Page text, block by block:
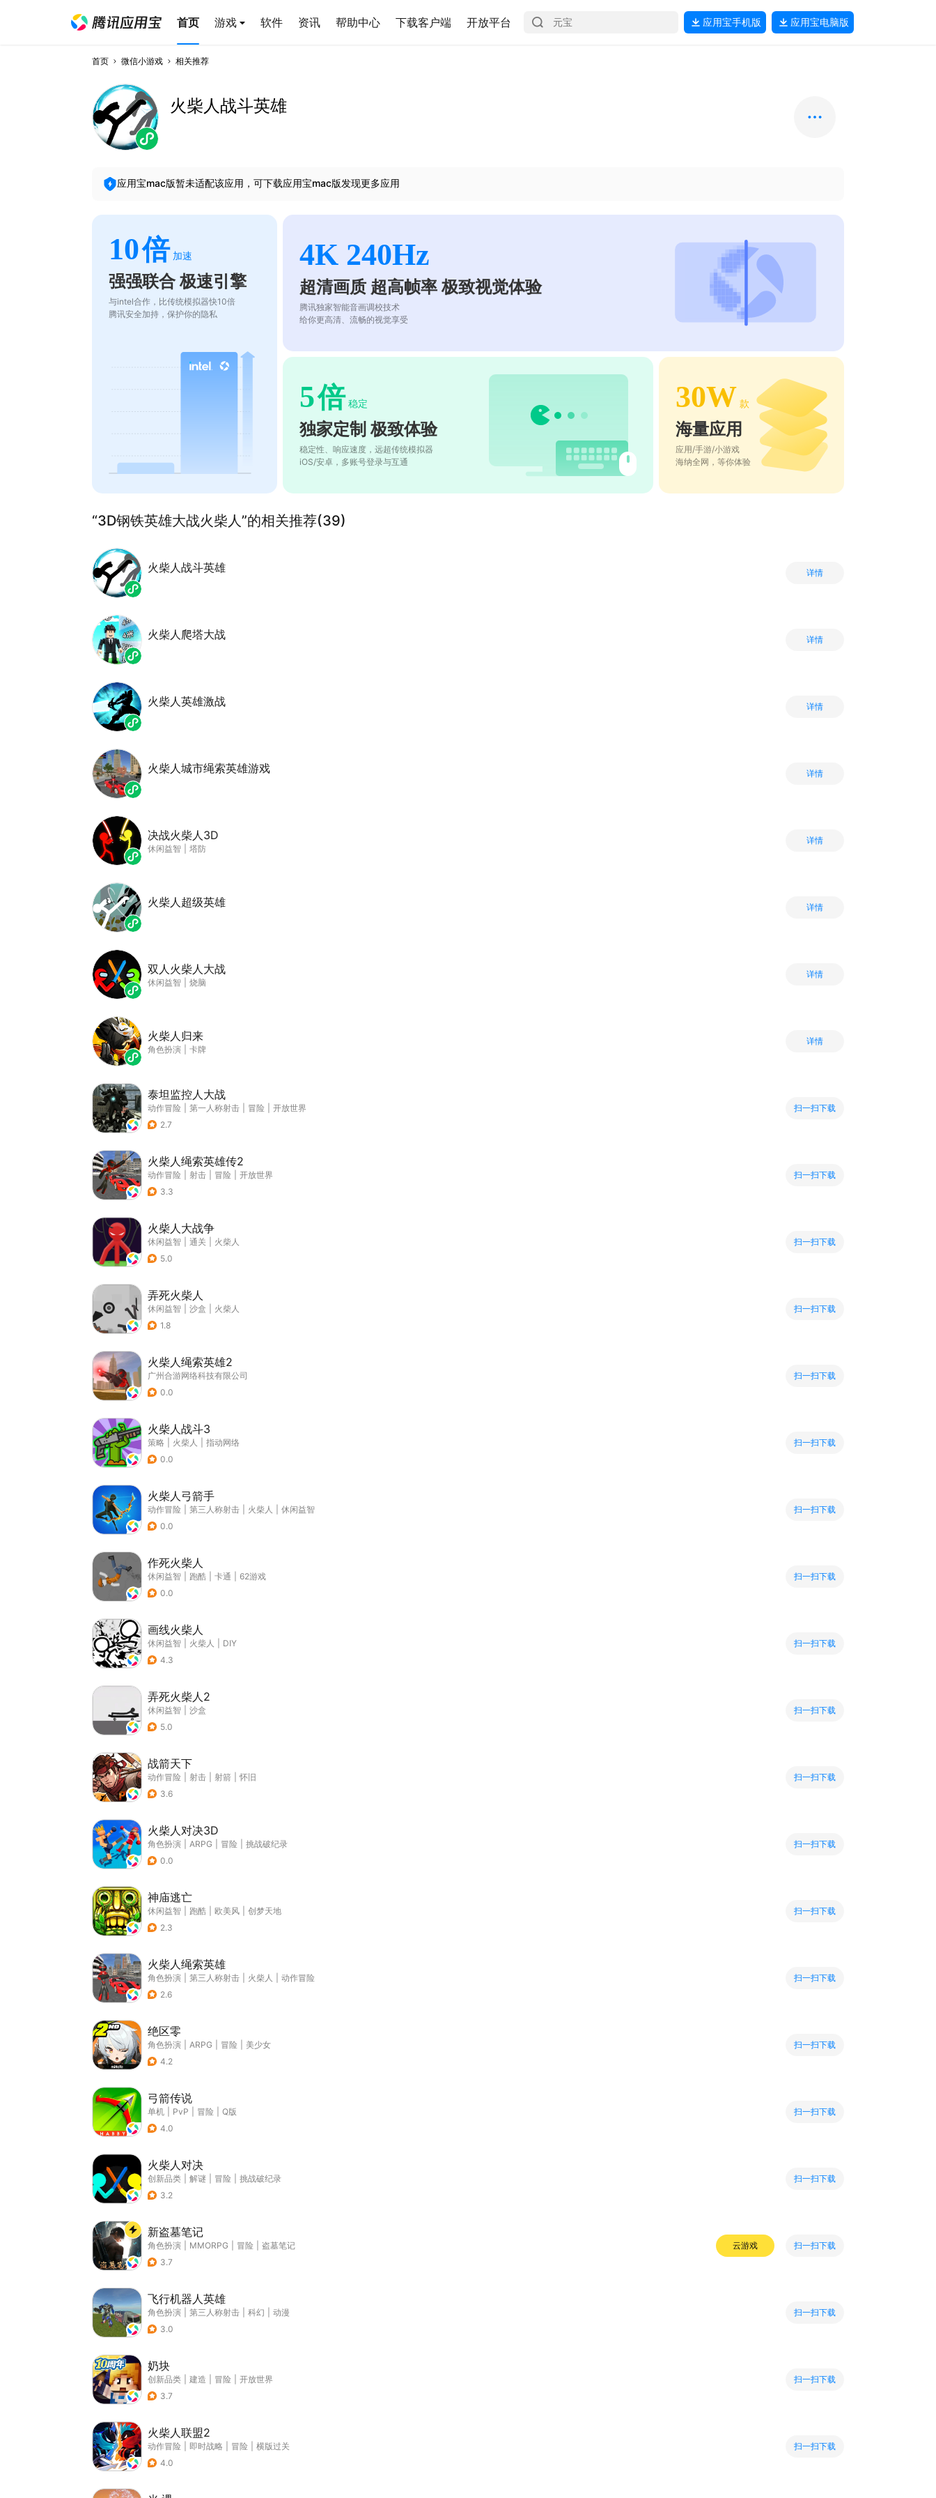
首页 游戏 软件 资讯 帮助中心 下载客户端 开放平台 应用宝手机版 应用宝电脑版
首页 微信小游戏 相关推荐
火柴人战斗英雄
应用宝mac版暂未适配该应用，可下载应用宝mac版发现更多应用
10倍 加速
强强联合 极速引擎
与intel合作，比传统模拟器快10倍
腾讯安全加持，保护你的隐私
4K 240Hz
超清画质 超高帧率 极致视觉体验
腾讯独家智能音画调校技术
给你更高清、流畅的视觉享受
5倍 稳定
独家定制 极致体验
稳定性、响应速度，远超传统模拟器
iOS/安卓，多账号登录与互通
30W 款
海量应用
应用/手游/小游戏
海纳全网，等你体验
“3D钢铁英雄大战火柴人”的相关推荐(39)
火柴人战斗英雄 详情
火柴人爬塔大战 详情
火柴人英雄激战 详情
火柴人城市绳索英雄游戏 详情
决战火柴人3D
休闲益智 塔防
详情
火柴人超级英雄 详情
双人火柴人大战
休闲益智 烧脑
详情
火柴人归来
角色扮演 卡牌
详情
泰坦监控人大战
动作冒险 第一人称射击 冒险
开放世界
2.7
扫一扫下载
火柴人绳索英雄传2
动作冒险 射击 冒险
开放世界
3.3
扫一扫下载
火柴人大战争
休闲益智 通关
火柴人
5.0
扫一扫下载
弄死火柴人
休闲益智 沙盒
火柴人
1.8
扫一扫下载
火柴人绳索英雄2
广州合游网络科技有限公司
0.0
扫一扫下载
火柴人战斗3
策略 火柴人
指动网络
0.0
扫一扫下载
火柴人弓箭手
动作冒险 第三人称射击 火柴人
休闲益智
0.0
扫一扫下载
作死火柴人
休闲益智 跑酷 卡通
62游戏
0.0
扫一扫下载
画线火柴人
休闲益智 火柴人
DIY
4.3
扫一扫下载
弄死火柴人2
休闲益智
沙盒
5.0
扫一扫下载
战箭天下
动作冒险 射击 射箭
怀旧
3.6
扫一扫下载
火柴人对决3D
角色扮演 ARPG 冒险
挑战破纪录
0.0
扫一扫下载
神庙逃亡
休闲益智 跑酷 欧美风
创梦天地
2.3
扫一扫下载
火柴人绳索英雄
角色扮演 第三人称射击 火柴人
动作冒险
2.6
扫一扫下载
绝区零
角色扮演 ARPG 冒险
美少女
4.2
扫一扫下载
弓箭传说
单机 PvP 冒险
Q版
4.0
扫一扫下载
火柴人对决
创新品类 解谜 冒险
挑战破纪录
3.2
扫一扫下载
新盗墓笔记
角色扮演 MMORPG 冒险
盗墓笔记
3.7
云游戏 扫一扫下载
飞行机器人英雄
角色扮演 第三人称射击 科幻
动漫
3.0
扫一扫下载
奶块
创新品类 建造 冒险
开放世界
3.7
扫一扫下载
火柴人联盟2
动作冒险 即时战略 冒险
横版过关
4.0
扫一扫下载